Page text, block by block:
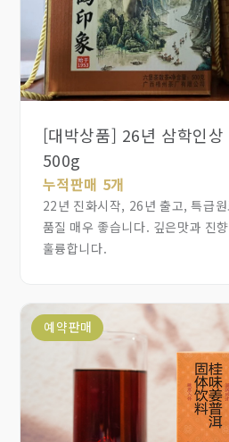
[대박상품] 26년 삼학인
500g
누적판매 5개
22년 진화시작, 26년 출고, 특급
품질 매우 좋습니다. 깊은맛과 진
훌륭합니다.
예약판매